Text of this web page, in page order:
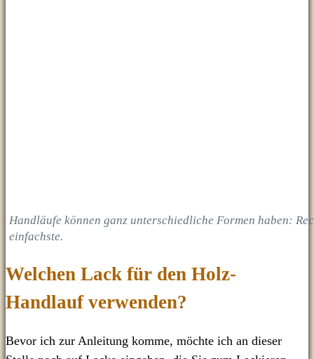
Handläufe können ganz unterschiedliche Formen haben:
einfachste.
Welchen Lack für den Holz-
Handlauf verwenden?
Bevor ich zur Anleitung komme, möchte ich an dieser